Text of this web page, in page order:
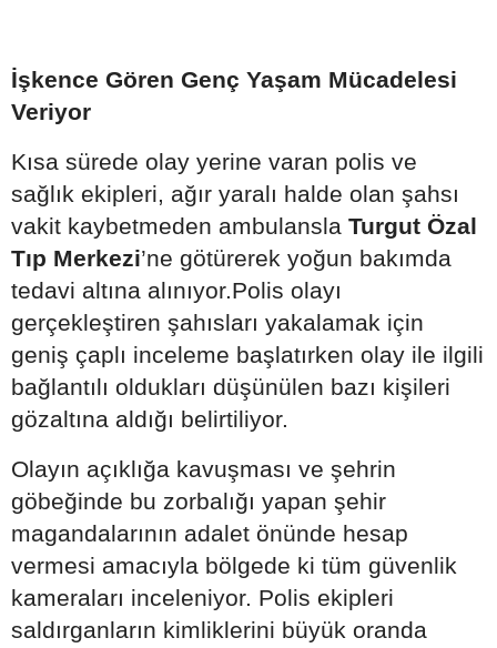
İşkence Gören Genç Yaşam Mücadelesi
Veriyor
Kısa sürede olay yerine varan polis ve
sağlık ekipleri, ağır yaralı halde olan şahsı
vakit kaybetmeden ambulansla Turgut Özal
Tıp Merkezi’ne götürerek yoğun bakımda
tedavi altına alınıyor.Polis olayı
gerçekleştiren şahısları yakalamak için
geniş çaplı inceleme başlatırken olay ile ilgili
bağlantılı oldukları düşünülen bazı kişileri
gözaltına aldığı belirtiliyor.
Olayın açıklığa kavuşması ve şehrin
göbeğinde bu zorbalığı yapan şehir
magandalarının adalet önünde hesap
vermesi amacıyla bölgede ki tüm güvenlik
kameraları inceleniyor. Polis ekipleri
saldırganların kimliklerini büyük oranda